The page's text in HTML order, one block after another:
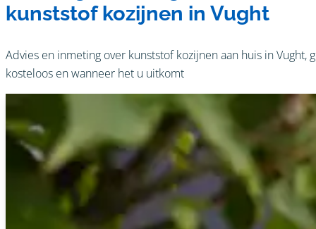
kunststof kozijnen in Vught
Advies en inmeting over kunststof kozijnen aan huis in Vught,
kosteloos en wanneer het u uitkomt